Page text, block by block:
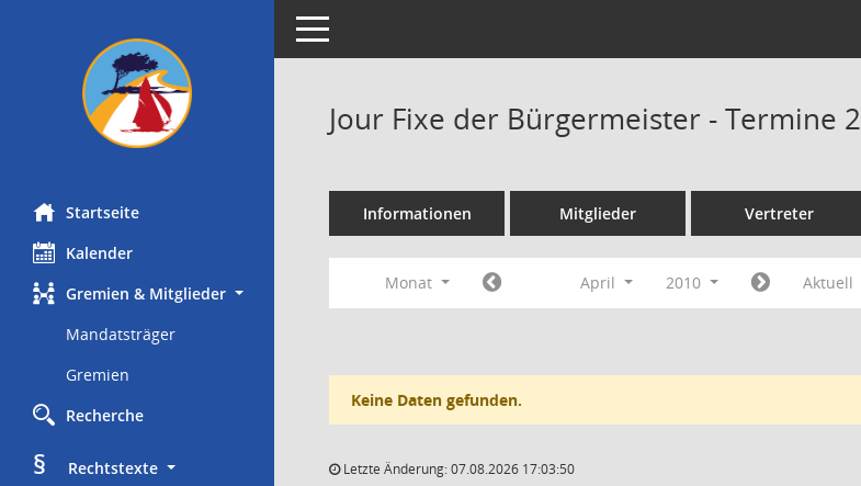
Startseite
Kalender
Gremien & Mitglieder
Mandatsträger
Gremien
Recherche
§
     Rechtstexte
Toggle navigation
Jour Fixe der Bürgermeister - Termine
Informationen Mitglieder Vertreter
Monat April 2010 Aktuell
Keine Daten gefunden.
Letzte Änderung: 07.08.2026 17:03:50